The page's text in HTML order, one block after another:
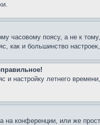
часовому поясу, а не к
как и большинство
и настройку летнего
на конференции, или же